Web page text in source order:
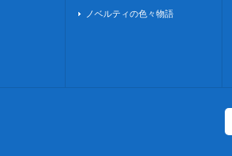
ノベルティの色々物語